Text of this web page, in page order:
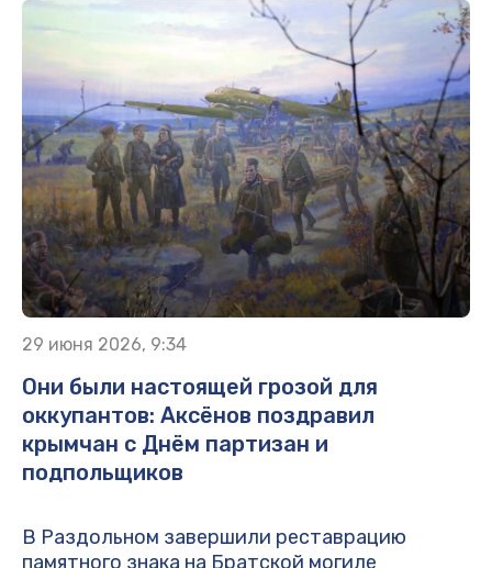
29 июня 2026, 9:34
Они были настоящей грозой для
оккупантов: Аксёнов поздравил
крымчан с Днём партизан и
подпольщиков
В Раздольном завершили реставрацию
памятного знака на Братской могиле